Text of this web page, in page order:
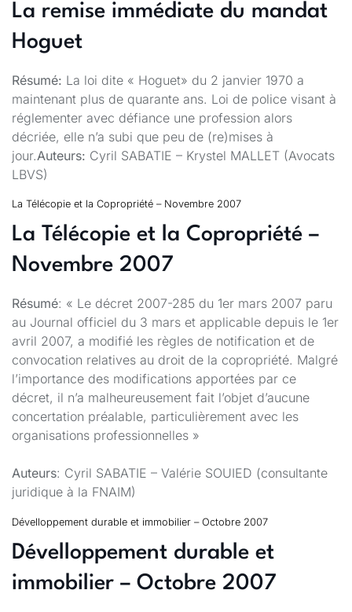
La remise immédiate du mandat
Hoguet
Résumé: La loi dite « Hoguet» du 2 janvier 1970 a
maintenant plus de quarante ans. Loi de police visant à
réglementer avec défiance une profession alors
décriée, elle n’a subi que peu de (re)mises à
jour.Auteurs: Cyril SABATIE – Krystel MALLET (Avocats
LBVS)
La Télécopie et la Copropriété – Novembre 2007
La Télécopie et la Copropriété –
Novembre 2007
Résumé: « Le décret 2007-285 du 1er mars 2007 paru
au Journal officiel du 3 mars et applicable depuis le 1er
avril 2007, a modifié les règles de notification et de
convocation relatives au droit de la copropriété. Malgré
l’importance des modifications apportées par ce
décret, il n’a malheureusement fait l’objet d’aucune
concertation préalable, particulièrement avec les
organisations professionnelles »
Auteurs: Cyril SABATIE – Valérie SOUIED (consultante
juridique à la FNAIM)
Dévelloppement durable et immobilier – Octobre 2007
Dévelloppement durable et
immobilier – Octobre 2007